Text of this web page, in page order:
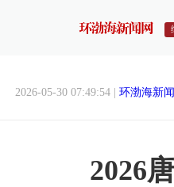
2026-05-30 07:49:54 | 环渤海新
2026